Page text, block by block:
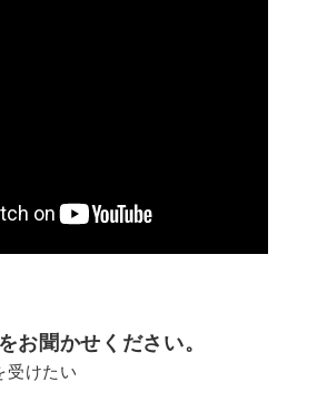
お聞かせください。
受けたい